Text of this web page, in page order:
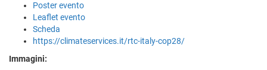
Poster evento
Leaflet evento
Scheda
https://climateservices.it/rtc-italy-cop28/
Immagini: